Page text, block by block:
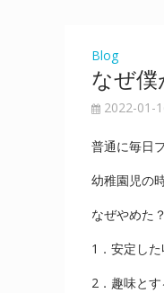
Blog
なぜ
2022-01-
普通に毎日
幼稚園児の
なぜやめた
1．安定し
2．趣味と